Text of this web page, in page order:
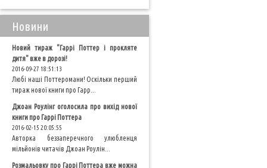
Новини
Новий тираж "Гаррі Поттер і прокляте
дитя" вже в дорозі!
2016-09-27 18:51:13
Любі наші Поттеромани! Оскільки перший
тираж нової книги про Гарр...
Джоан Роулінг оголосила про вихід нової
книги про Гаррі Поттера
2016-02-15 20:05:55
Авторка беззаперечного улюбленця
мільйонів читачів Джоан Роулін...
Розмальовку про Гаррі Поттера вже можна